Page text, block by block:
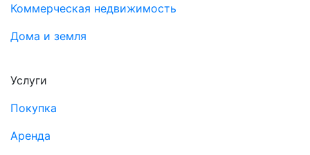
Коммерческая недвижимость
Дома и земля
Услуги
Покупка
Аренда